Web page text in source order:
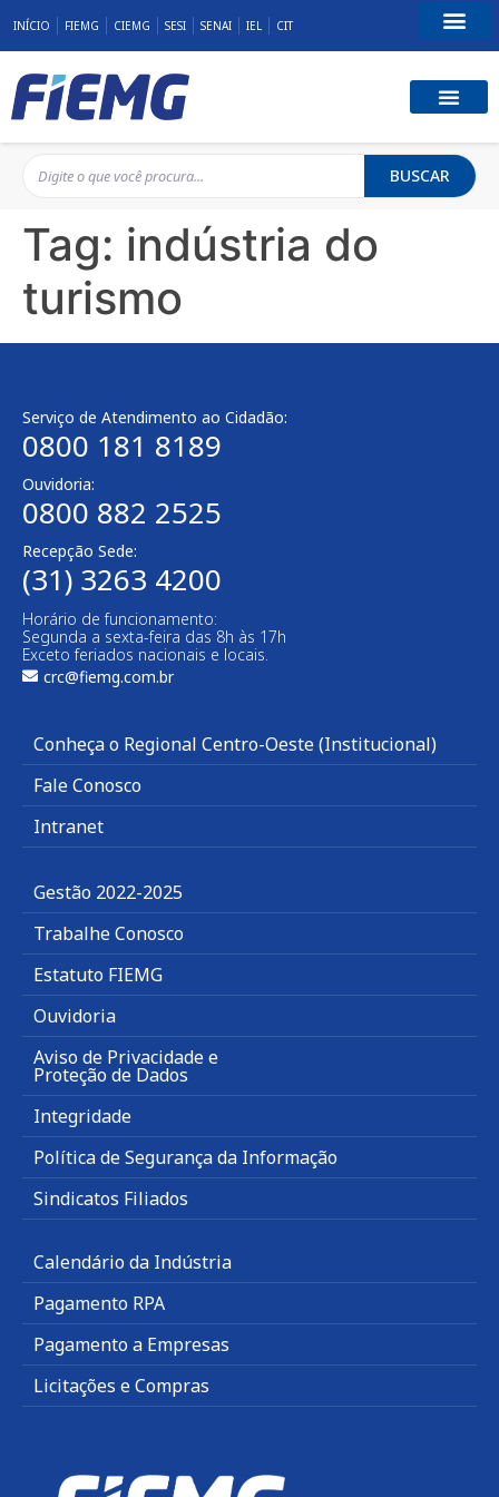
INÍCIO FIEMG CIEMG SESI SENAI IEL CIT
BUSCAR
Tag: indústria do
turismo
Serviço de Atendimento ao Cidadão:
0800 181 8189
Ouvidoria:
0800 882 2525
Recepção Sede:
(31) 3263 4200
Horário de funcionamento:
Segunda a sexta-feira das 8h às 17h
Exceto feriados nacionais e locais.
crc@fiemg.com.br
Conheça o Regional Centro-Oeste (Institucional)
Fale Conosco
Intranet
Gestão 2022-2025
Trabalhe Conosco
Estatuto FIEMG
Ouvidoria
Aviso de Privacidade e
Proteção de Dados
Integridade
Política de Segurança da Informação
Sindicatos Filiados
Calendário da Indústria
Pagamento RPA
Pagamento a Empresas
Licitações e Compras